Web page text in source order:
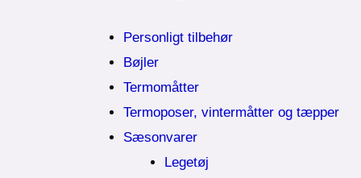
Personligt tilbehør
Bøjler
Termomåtter
Termoposer, vintermåtter og tæpper
Sæsonvarer
Legetøj